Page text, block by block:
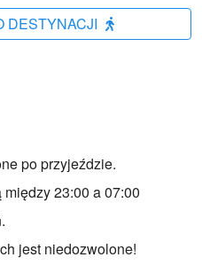
DESTYNACJI
po przyjeździe.
23:00 a 07:00
jest niedozwolone!